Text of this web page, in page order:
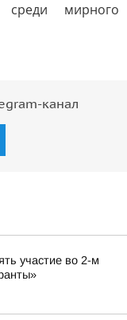
мирного
канал
участие во 2-м